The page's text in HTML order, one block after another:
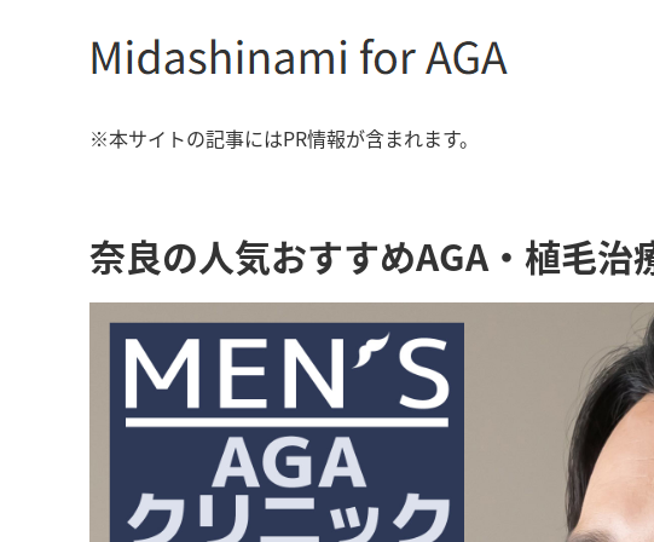
※本サイトの記事にはPR情報が含まれます。
奈良の人気おすすめAGA・植毛治